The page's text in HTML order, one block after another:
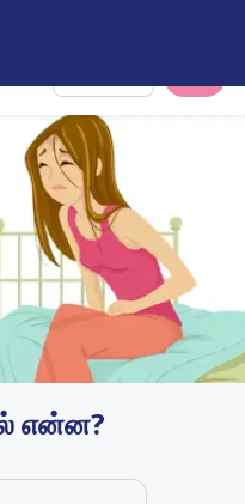
என்ன?